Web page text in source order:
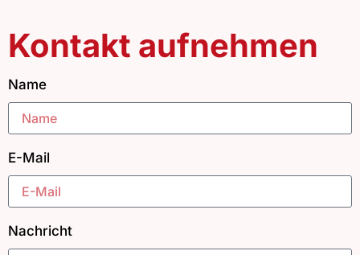
Kontakt aufnehmen
Name
E-Mail
Nachricht